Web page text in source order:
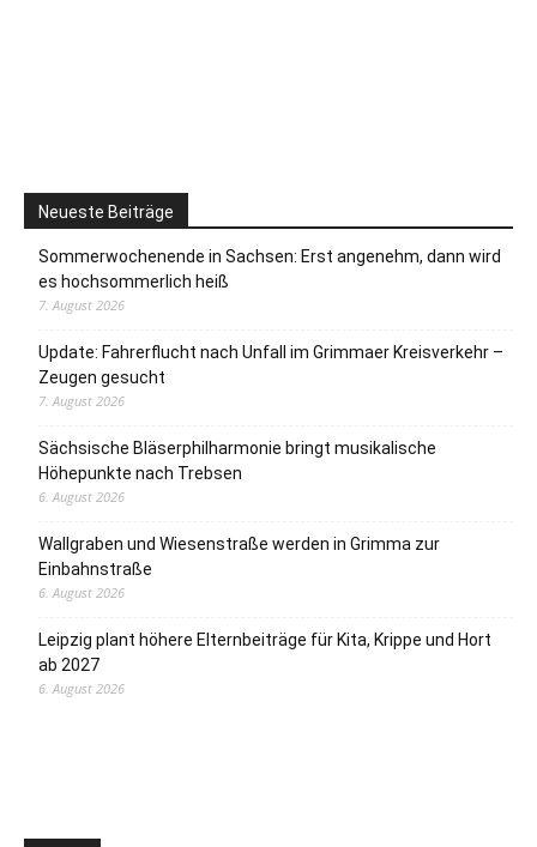
Neueste Beiträge
Sommerwochenende in Sachsen: Erst angenehm, dann wird
es hochsommerlich heiß
7. August 2026
Update: Fahrerflucht nach Unfall im Grimmaer Kreisverkehr –
Zeugen gesucht
7. August 2026
Sächsische Bläserphilharmonie bringt musikalische
Höhepunkte nach Trebsen
6. August 2026
Wallgraben und Wiesenstraße werden in Grimma zur
Einbahnstraße
6. August 2026
Leipzig plant höhere Elternbeiträge für Kita, Krippe und Hort
ab 2027
6. August 2026